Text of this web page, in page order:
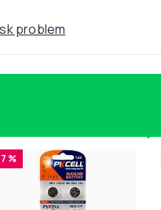
problem
%